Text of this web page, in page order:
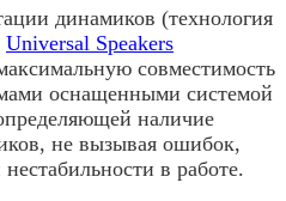
динамиков (технология
Universal Speakers
совместимость
оснащенными системой
наличие
не вызывая ошибок,
в работе.